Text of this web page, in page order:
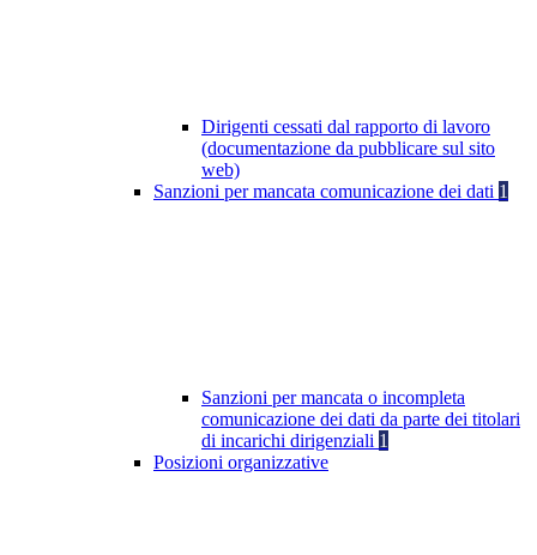
Dirigenti cessati dal rapporto di lavoro
(documentazione da pubblicare sul sito
web)
Sanzioni per mancata comunicazione dei dati 1
Sanzioni per mancata o incompleta
comunicazione dei dati da parte dei titolari
di incarichi dirigenziali 1
Posizioni organizzative